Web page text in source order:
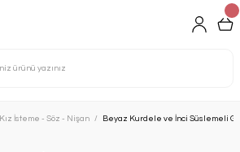
Kız İsteme - Söz - Nişan Beyaz Kurdele ve İnci Süslemeli